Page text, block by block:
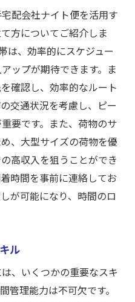
配会社ナイト便を活用す
方についてご紹介しま
は、効率的にスケジュー
ップが期待できます。ま
確認し、効率的なルート
交通状況を考慮し、ピー
要です。また、荷物のサ
、大型サイズの荷物を優
高収入を狙うことができ
時間を事前に連絡してお
が可能になり、時間のロ
ル
、いくつかの重要なスキ
管理能力は不可欠です。